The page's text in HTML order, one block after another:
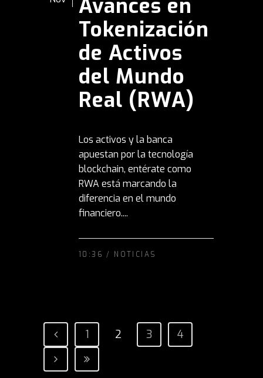
Avances en
Tokenización
de Activos
del Mundo
Real (RWA)
Los activos y la banca
apuestan por la tecnología
blockchain, entérate como
RWA está marcando la
diferencia en el mundo
financiero....
10:36 / NOTICIAS
1 2 3 4